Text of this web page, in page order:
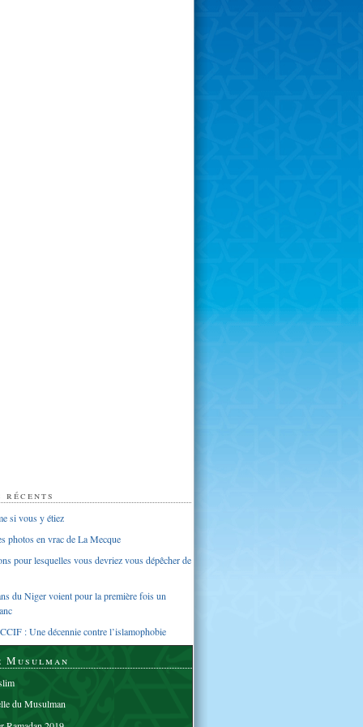
si vous y étiez
photos en vrac de La Mecque
pour lesquelles vous devriez vous dépêcher de
du Niger voient pour la première fois un
: Une décennie contre l’islamophobie
Musulman
du Musulman